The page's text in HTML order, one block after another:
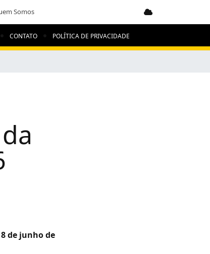
Somos
CONTATO POLÍTICA DE PRIVACIDADE
8 de junho de